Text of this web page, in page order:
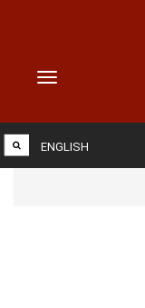
Toggle
ENGLISH